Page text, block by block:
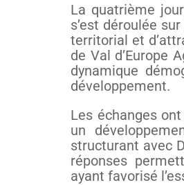
La quatrième
s’est déroulée
territorial et
de Val d’Europe
dynamique
développement.
Les échanges
un
structurant avec
réponses
ayant favorisé